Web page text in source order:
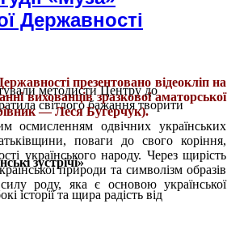
методисти Центру до
світлого бажання творити
зустрічі»
історії та щира радість від
Державності
презентовано відеокліп на
вихованців зразкової аматорської
— Леся Бугерчук).
осмисленням одвічних українських
поваги до свого коріння,
українського народу. Через щирість
природи та символізм образів
роду, яка є основою української